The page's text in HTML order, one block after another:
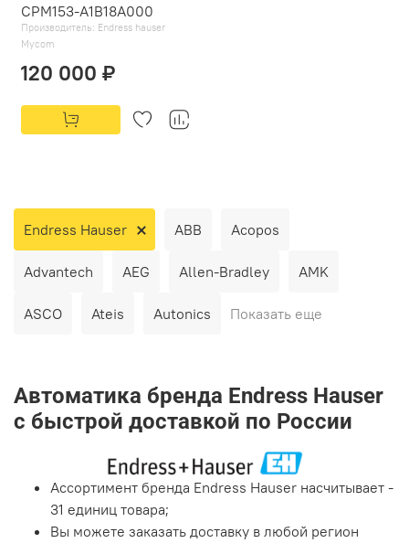
CPM153-A1B18A000
Производитель: Endress hauser
Mycom
120 000 ₽
Endress Hauser ABB Acopos
Advantech AEG Allen-Bradley AMK
ASCO Ateis Autonics Показать еще
Автоматика бренда Endress Hauser
с быстрой доставкой по России
Ассортимент бренда Endress Hauser насчитывает -
31 единиц товара;
Вы можете заказать доставку в любой регион